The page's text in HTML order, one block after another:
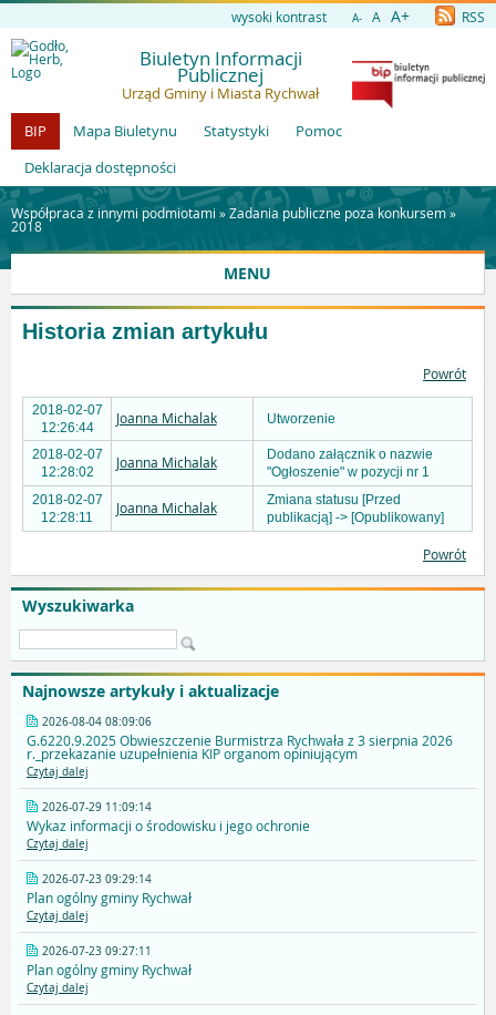
wysoki kontrast A- A A+ RSS
Biuletyn Informacji
Publicznej
Urząd Gminy i Miasta Rychwał
BIP
Mapa Biuletynu Statystyki
Pomoc
Deklaracja dostępności
Współpraca z innymi podmiotami »Zadania publiczne poza konkursem»
2018
MENU
Wyszukiwarka
Najnowsze artykuły i aktualizacje
2026-08-04 08:09:06
G.6220.9.2025 Obwieszczenie Burmistrza Rychwała z 3 sierpnia 2026
r._przekazanie uzupełnienia KIP organom opiniującym
Czytaj dalej
2026-07-29 11:09:14
Wykaz informacji o środowisku i jego ochronie
Czytaj dalej
2026-07-23 09:29:14
Plan ogólny gminy Rychwał
Czytaj dalej
2026-07-23 09:27:11
Plan ogólny gminy Rychwał
Czytaj dalej
Historia zmian artykułu
Powrót
2018-02-07
12:26:44
Joanna Michalak Utworzenie
2018-02-07
12:28:02
Joanna Michalak
Dodano załącznik o nazwie
"Ogłoszenie" w pozycji nr 1
2018-02-07
12:28:11
Joanna Michalak
Zmiana statusu [Przed
publikacją] -> [Opublikowany]
Powrót